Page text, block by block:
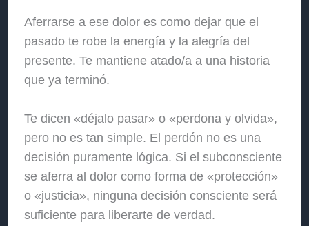
Aferrarse a ese dolor es como dejar que el
pasado te robe la energía y la alegría del
presente. Te mantiene atado/a a una historia
que ya terminó.
Te dicen «déjalo pasar» o «perdona y olvida»,
pero no es tan simple. El perdón no es una
decisión puramente lógica. Si el subconsciente
se aferra al dolor como forma de «protección»
o «justicia», ninguna decisión consciente será
suficiente para liberarte de verdad.